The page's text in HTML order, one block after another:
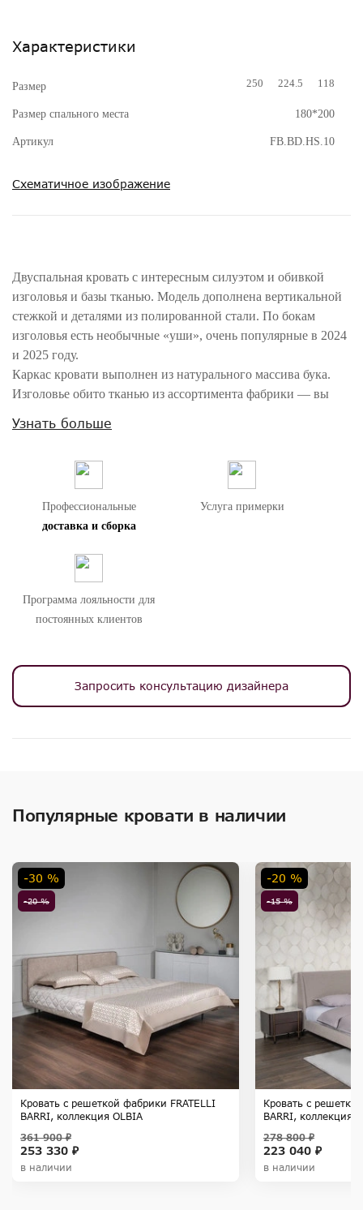
Характеристики
Размер 250 224.5 118
Размер спального места 180*200
Артикул FB.BD.HS.10
Схематичное изображение
Двуспальная кровать с интересным силуэтом и обивкой
изголовья и базы тканью. Модель дополнена вертикальной
стежкой и деталями из полированной стали. По бокам
изголовья есть необычные «уши», очень популярные в 2024
и 2025 году.
Каркас кровати выполнен из натурального массива бука.
Изголовье обито тканью из ассортимента фабрики — вы
Кровать идеально сочетается с корпусной мебелью из
Размер спального места — 180*200 см.
Покрывала, подушки и матрас не входят в комплект
поставки. Решетка в комплекте.
особенностей цветопередачи различных мониторов.
Узнать больше
Профессиональные
доставка и сборка
Услуга примерки
Программа лояльности для
постоянных клиентов
Запросить консультацию дизайнера
Популярные кровати в наличии
-20 %
-30 %
Кровать с решеткой фабрики FRATELLI
BARRI, коллекция OLBIA
253 330 ₽
361 900 ₽
в наличии
-15 %
-20 %
Кровать с
BARRI, коллекция
223 040 ₽
278 800 ₽
в наличии